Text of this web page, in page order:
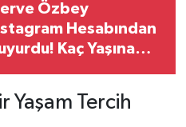
Özbey
Hesabından
Kaç Yaşına
Yaşam Tercih